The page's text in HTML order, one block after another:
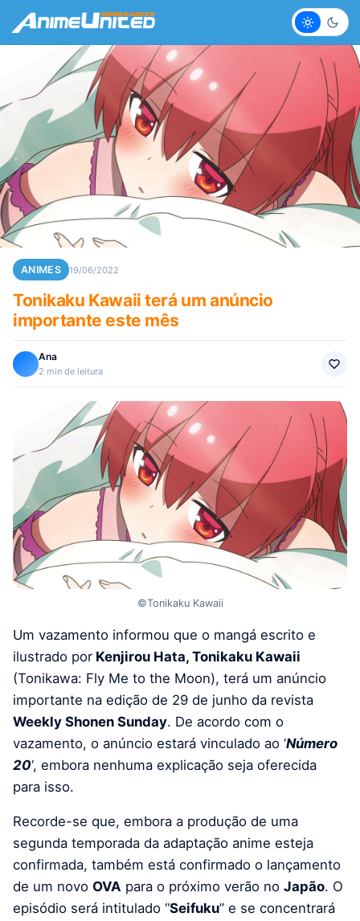
Claro
ANIMES 19/06/2022
Tonikaku Kawaii terá um anúncio
importante este mês
Ana
2 min de leitura
©Tonikaku Kawaii
Um vazamento informou que o mangá escrito e
ilustrado por Kenjirou Hata, Tonikaku Kawaii
(Tonikawa: Fly Me to the Moon), terá um anúncio
importante na edição de 29 de junho da revista
Weekly Shonen Sunday. De acordo com o
vazamento, o anúncio estará vinculado ao ‘Número
20‘, embora nenhuma explicação seja oferecida
para isso.
Recorde-se que, embora a produção de uma
segunda temporada da adaptação anime esteja
confirmada, também está confirmado o lançamento
de um novo OVA para o próximo verão no Japão. O
episódio será intitulado “Seifuku” e se concentrará